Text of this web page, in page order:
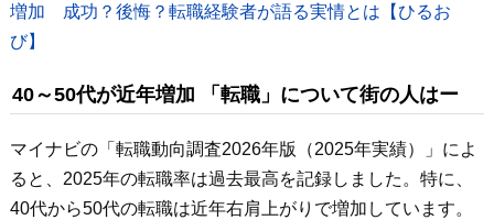
増加 成功？後悔？転職経験者が語る実情とは【ひるお
び】
40～50代が近年増加 「転職」について街の人はー
マイナビの「転職動向調査2026年版（2025年実績）」によ
ると、2025年の転職率は過去最高を記録しました。特に、
40代から50代の転職は近年右肩上がりで増加しています。